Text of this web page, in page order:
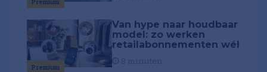
Premium
Van hype naar houdbaar
model: zo werken
retailabonnementen wél